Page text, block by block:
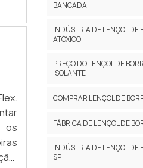
e
de
de
de
os
BANCADA
INDÚSTRIA DE LENÇOL DE
ATÓXICO
PREÇO DO LENÇOL DE
ISOLANTE
COMPRAR LENÇOL DE
FÁBRICA DE LENÇOL DE
INDÚSTRIA DE LENÇOL DE
SP